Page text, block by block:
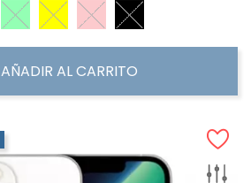
AÑADIR AL CARRITO